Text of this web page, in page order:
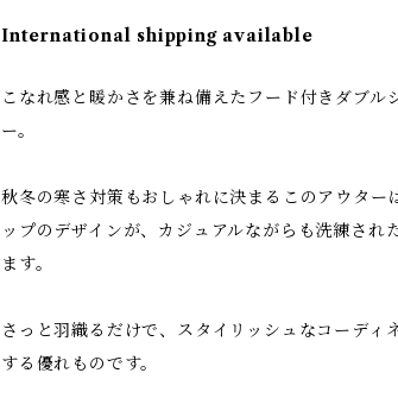
International shipping available
こなれ感と暖かさを兼ね備えたフード付きダブル
ー。
秋冬の寒さ対策もおしゃれに決まるこのアウター
ップのデザインが、カジュアルながらも洗練され
ます。
さっと羽織るだけで、スタイリッシュなコーディ
する優れものです。